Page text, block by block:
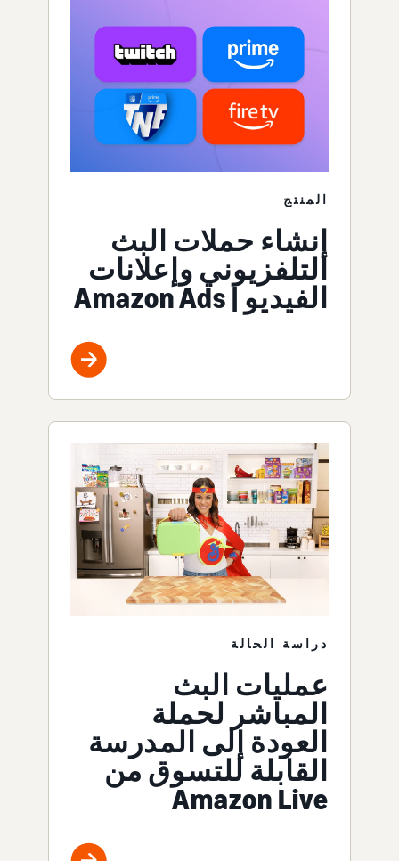
المنتج
إنشاء حملات البث
التلفزيوني وإعلانات
الفيديو | Amazon Ads
دراسة الحالة
عمليات البث
المباشر لحملة
العودة إلى المدرسة
القابلة للتسوق من
Amazon Live